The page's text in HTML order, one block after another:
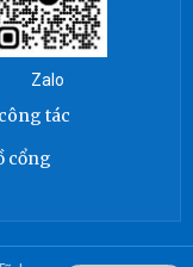
Zalo
tác
cổng